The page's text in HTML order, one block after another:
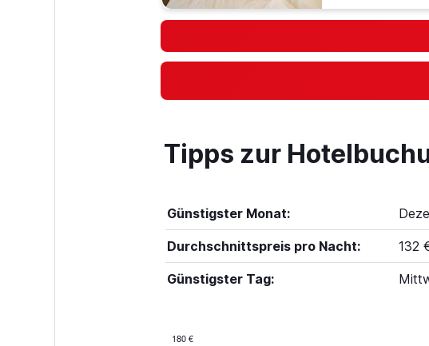
Tipps zur
Günstigster Monat:
Durchschnittspreis pro Nacht: 132
Günstigster Tag:
180 €